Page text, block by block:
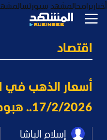
أخباربرامجالمشهد سبورتس
اقتصاد
أسعار الذهب في
17/2/2026.. هبوط قوي لعيار 24
إسلام الباشا